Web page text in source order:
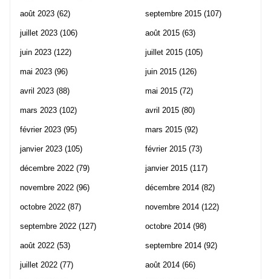
août 2023 (62)
juillet 2023 (106)
juin 2023 (122)
mai 2023 (96)
avril 2023 (88)
mars 2023 (102)
février 2023 (95)
janvier 2023 (105)
décembre 2022 (79)
novembre 2022 (96)
octobre 2022 (87)
septembre 2022 (127)
août 2022 (53)
juillet 2022 (77)
septembre 2015 (107)
août 2015 (63)
juillet 2015 (105)
juin 2015 (126)
mai 2015 (72)
avril 2015 (80)
mars 2015 (92)
février 2015 (73)
janvier 2015 (117)
décembre 2014 (82)
novembre 2014 (122)
octobre 2014 (98)
septembre 2014 (92)
août 2014 (66)